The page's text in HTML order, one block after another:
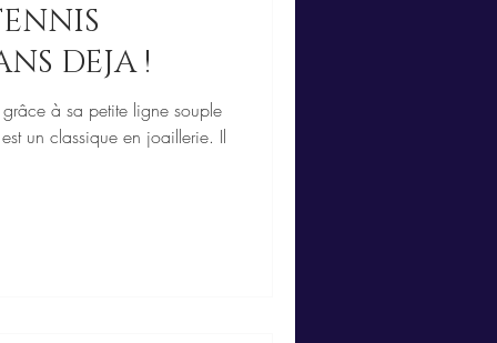
DEJA !
à sa petite ligne souple
un classique en joaillerie. Il